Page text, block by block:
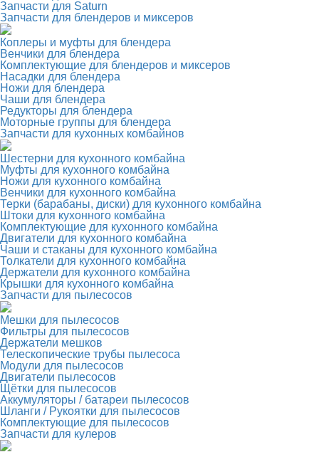
Запчасти для Saturn
Запчасти для блендеров и миксеров
Коплеры и муфты для блендера
Венчики для блендера
Комплектующие для блендеров и миксеров
Насадки для блендера
Ножи для блендера
Чаши для блендера
Редукторы для блендера
Моторные группы для блендера
Запчасти для кухонных комбайнов
Шестерни для кухонного комбайна
Муфты для кухонного комбайна
Ножи для кухонного комбайна
Венчики для кухонного комбайна
Терки (барабаны, диски) для кухонного комбайна
Штоки для кухонного комбайна
Комплектующие для кухонного комбайна
Двигатели для кухонного комбайна
Чаши и стаканы для кухонного комбайна
Толкатели для кухонного комбайна
Держатели для кухонного комбайна
Крышки для кухонного комбайна
Запчасти для пылесосов
Мешки для пылесосов
Фильтры для пылесосов
Держатели мешков
Телескопические трубы пылесоса
Модули для пылесосов
Двигатели пылесосов
Щётки для пылесосов
Аккумуляторы / батареи пылесосов
Шланги / Рукоятки для пылесосов
Комплектующие для пылесосов
Запчасти для кулеров